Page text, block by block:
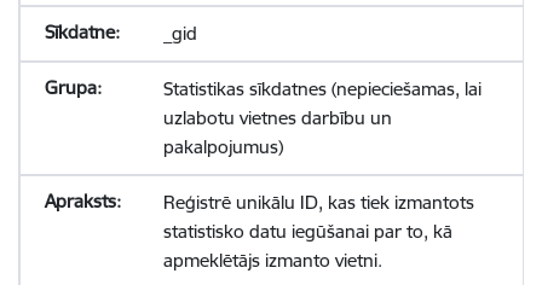
_gid
Statistikas sīkdatnes (nepieciešamas, lai
uzlabotu vietnes darbību un
pakalpojumus)
Reģistrē unikālu ID, kas tiek izmantots
statistisko datu iegūšanai par to, kā
apmeklētājs izmanto vietni.